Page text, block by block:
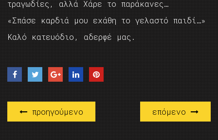
τραγωδίες, αλλά Χάρε το παράκανες…
«Σπάσε καρδιά μου εχάθη το γελαστό παιδί…»
Καλό κατευόδιο, αδερφέ μας.
προηγούμενο επόμενο